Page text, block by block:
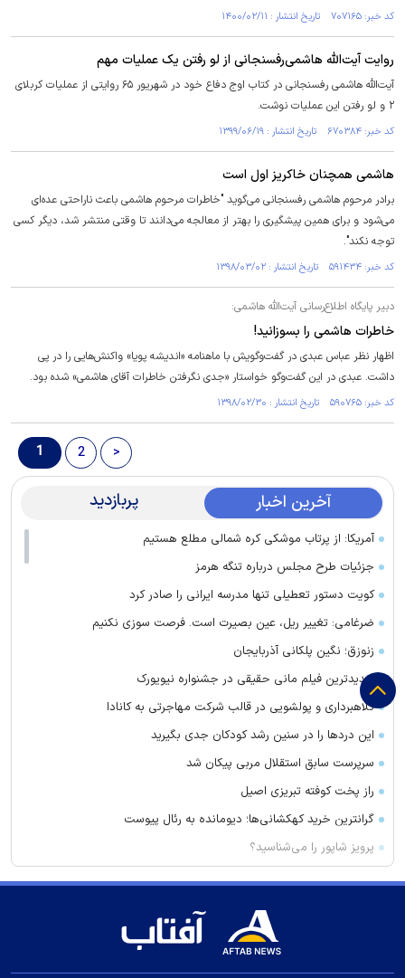
کد خبر: ۷۰۷۱۶۵ تاریخ انتشار : ۱۴۰۰/۰۲/۱۱
روایت آیت‌الله هاشمی‌رفسنجانی از لو رفتن یک عملیات مهم
آیت‌الله هاشمی رفسنجانی در کتاب اوج دفاع خود در شهریور ۶۵ روایتی از عملیات کربلای
۲ و لو رفتن این عملیات نوشت.
کد خبر: ۶۷۰۳۸۴ تاریخ انتشار : ۱۳۹۹/۰۶/۱۹
هاشمی‌ همچنان خاکریز اول است
برادر مرحوم هاشمی رفسنجانی می‌گوید "خاطرات مرحوم هاشمی باعث ناراحتی عده‌ای
می‌شود و برای همین پیشگیری را بهتر از معالجه می‌دانند تا وقتی منتشر شد، دیگر کسی
توجه نکند".
کد خبر: ۵۹۱۴۳۴ تاریخ انتشار : ۱۳۹۸/۰۳/۰۲
دبیر پایگاه اطلاع‌رسانی آیت‌الله هاشمی:
خاطرات هاشمی را بسوزانید!
اظهار نظر عباس عبدی در گفت‌وگویش با ماهنامه «اندیشه پویا» واکنش‌هایی را در پی
داشت. عبدی در این گفت‌وگو خواستار «جدی نگرفتن خاطرات آقای هاشمی» شده بود.
کد خبر: ۵۹۰۷۶۵ تاریخ انتشار : ۱۳۹۸/۰۲/۳۰
1 2 >
آخرین اخبار پربازدید
آمریکا: از پرتاب موشکی کره شمالی مطلع هستیم
جزئیات طرح مجلس درباره تنگه هرمز
کویت دستور تعطیلی تنها مدرسه ایرانی را صادر کرد
ضرغامی: تغییر ریل، عین بصیرت است. فرصت سوزی نکنیم
زنوزق؛ نگین پلکانی آذربایجان
جدیدترین فیلم مانی حقیقی در جشنواره نیویورک
کلاهبرداری و پولشویی در قالب شرکت مهاجرتی به کانادا
این درد‌ها را در سنین رشد کودکان جدی بگیرید
سرپرست سابق استقلال مربی پیکان شد
راز پخت کوفته تبریزی اصیل
گرانترین خرید کهکشانی‌ها؛ دیومانده به رئال پیوست
پرویز شاپور را می‌شناسید؟
عقب‌نشینی الهلال از خرید بزرگ به خاطر پول!